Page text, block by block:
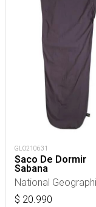
GLO210631
Saco De Dormir
Sabana
National
$ 20.990